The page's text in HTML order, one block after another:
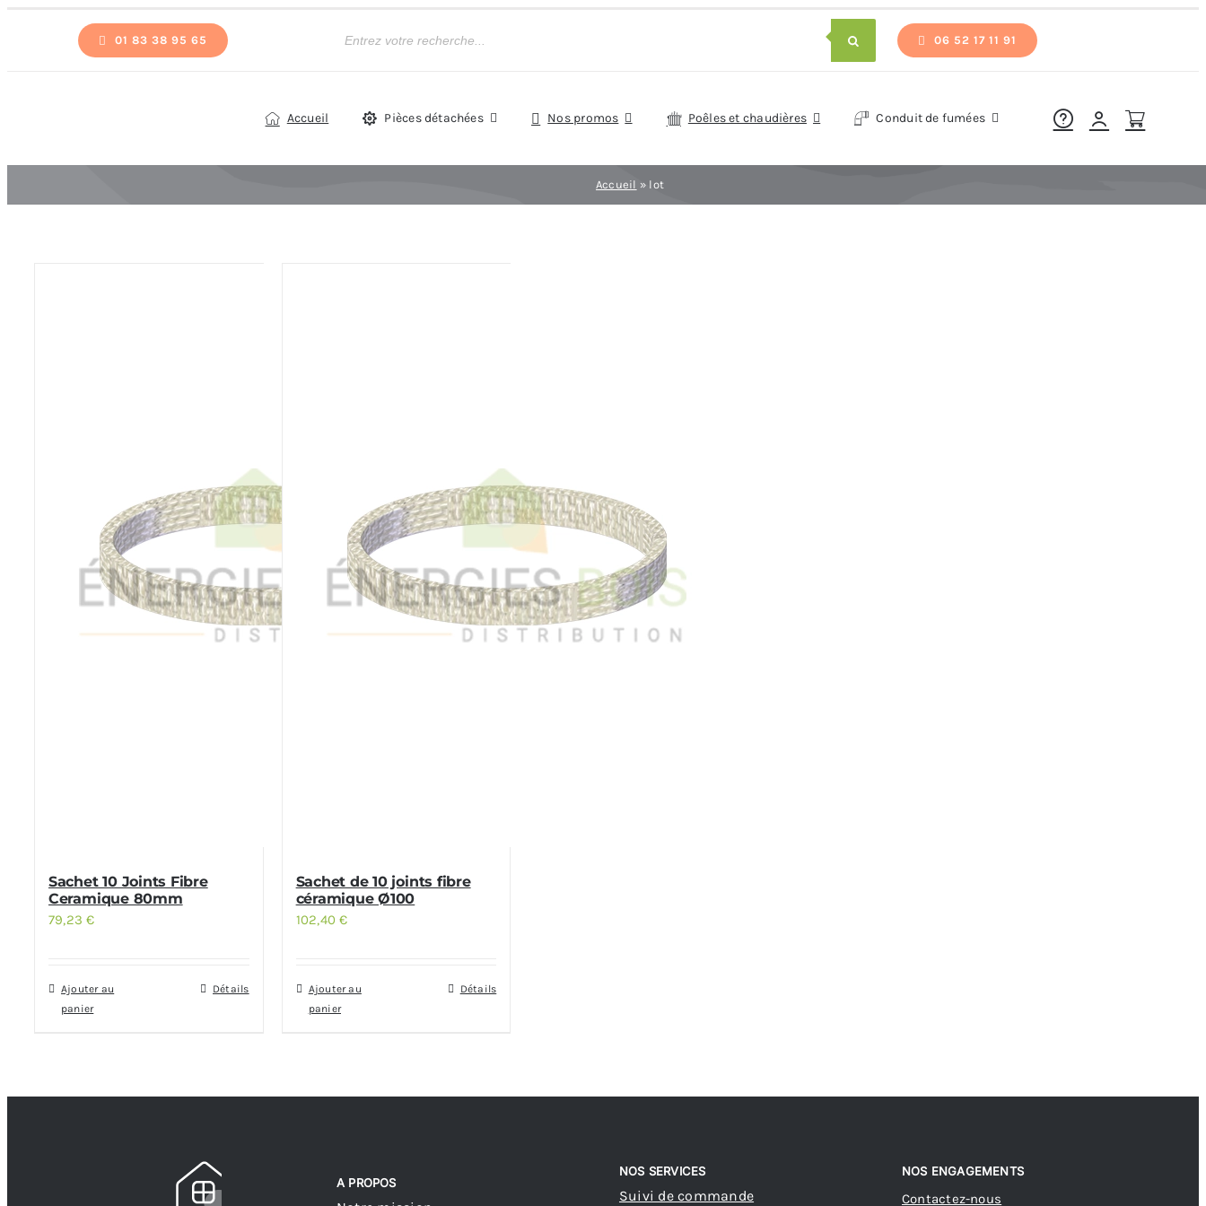
01 83 38 95 65
de
06 52 17 11 91
Accueil Pièces détachées Nos promos Poêles et chaudières Conduit de fumées
Accueil » lot
Sachet 10 Joints Fibre
Ceramique 80mm
79,23€
Ajouter au
panier
Détails
Sachet de 10 joints fibre
céramique Ø100
102,40€
Ajouter au
panier
Détails
A PROPOS
NOS SERVICES
Suivi de commande
NOS ENGAGEMENTS
Contactez-nous